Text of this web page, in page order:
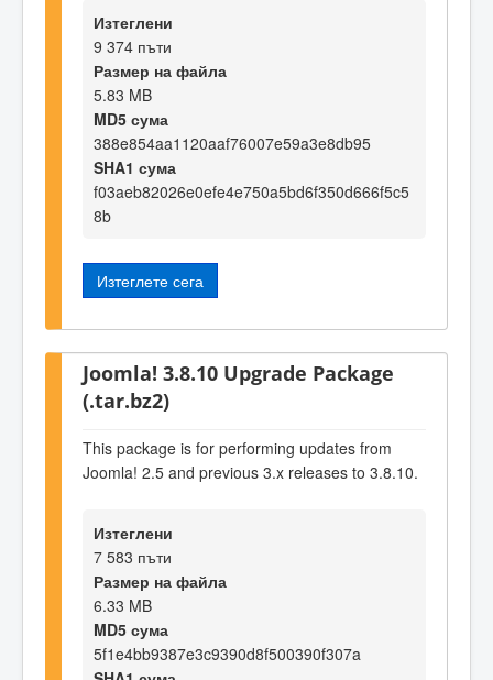
Изтеглени
9 374 пъти
Размер на файла
5.83 MB
MD5 сума
388e854aa1120aaf76007e59a3e8db95
SHA1 сума
f03aeb82026e0efe4e750a5bd6f350d666f5c5
8b
Изтеглете сега
Joomla! 3.8.10 Upgrade Package
(.tar.bz2)
This package is for performing updates from
Joomla! 2.5 and previous 3.x releases to 3.8.10.
Изтеглени
7 583 пъти
Размер на файла
6.33 MB
MD5 сума
5f1e4bb9387e3c9390d8f500390f307a